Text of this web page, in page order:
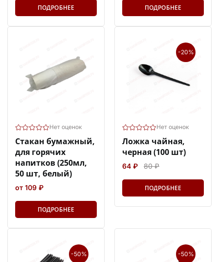
ПОДРОБНЕЕ ПОДРОБНЕЕ
Нет оценок
Стакан бумажный,
для горячих
напитков (250мл,
50 шт, белый)
от 109 ₽
ПОДРОБНЕЕ
-20%
Нет оценок
Ложка чайная,
черная (100 шт)
64 ₽ 80 ₽
ПОДРОБНЕЕ
-50% -50%